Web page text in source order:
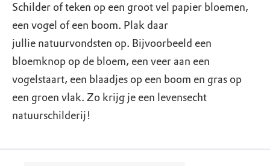
Schilder of teken op een groot vel papier bloemen,
een vogel of een boom. Plak daar
jullie natuurvondsten op. Bijvoorbeeld een
bloemknop op de bloem, een veer aan een
vogelstaart, een blaadjes op een boom en gras op
een groen vlak. Zo krijg je een levensecht
natuurschilderij!